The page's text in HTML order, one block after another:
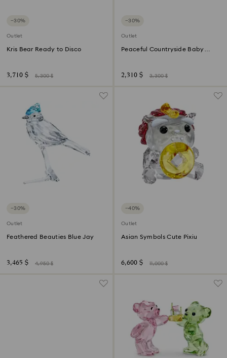
−30%
Outlet
Kris Bear Ready to Disco
3,710 $ 5,300 $
−30%
Outlet
Peaceful Countryside Baby
2,310 $ 3,300 $
−30%
Outlet
Feathered Beauties Blue Jay
3,465 $ 4,950 $
−40%
Outlet
Asian Symbols Cute Pixiu
6,600 $ 11,000 $